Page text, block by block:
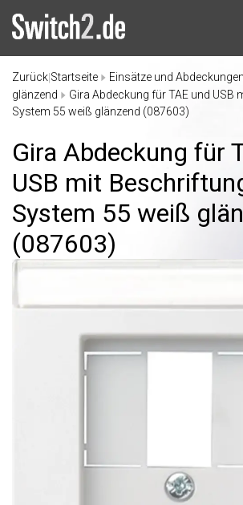
Zurück Startseite Einsätze und Abdeckungen
glänzend
Gira Abdeckung für TAE und USB
System 55 weiß glänzend (087603)
Gira Abdeckung für
USB mit
System 55 weiß
(087603)